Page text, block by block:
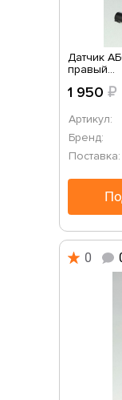
Датчик
правый...
1 950 ₽
Артикул:
Бренд:
Поставка:
0